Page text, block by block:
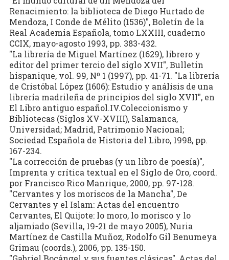
Renacimiento: la biblioteca de Diego Hurtado de
Mendoza, I Conde de Mélito (1536)", Boletín de la
Real Academia Española, tomo LXXIII, cuaderno
CCIX, mayo-agosto 1993, pp. 383-432.
"La librería de Miguel Martínez (1629), librero y
editor del primer tercio del siglo XVII", Bulletin
hispanique, vol. 99, Nº 1 (1997), pp. 41-71. "La librería
de Cristóbal López (1606): Estudio y análisis de una
librería madrileña de principios del siglo XVII", en
El Libro antiguo español.IV.Coleccionismo y
Bibliotecas (Siglos XV-XVIII), Salamanca,
Universidad; Madrid, Patrimonio Nacional;
Sociedad Española de Historia del Libro, 1998, pp.
167-234.
"La corrección de pruebas (y un libro de poesía)",
Imprenta y crítica textual en el Siglo de Oro, coord.
por Francisco Rico Manrique, 2000, pp. 97-128.
"Cervantes y los moriscos de la Mancha", De
Cervantes y el Islam: Actas del encuentro
Cervantes, El Quijote: lo moro, lo morisco y lo
aljamiado (Sevilla, 19-21 de mayo 2005), Nuria
Martínez de Castilla Muñoz, Rodolfo Gil Benumeya
Grimau (coords.), 2006, pp. 135-150.